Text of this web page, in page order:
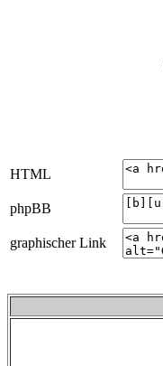
HTML
phpBB
graphischer Link